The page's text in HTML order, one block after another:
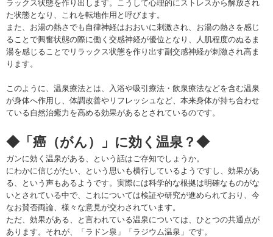
ラックス状態を作り出します。こうして心理的にストレスから解放され
た状態となり、これを転地作用と呼びます。
また、お湯の熱さでも自律神経はおおいに刺激され、お湯の熱さを感じ
ることで興奮状態の際に働く交感神経が優位となり、人肌程度のぬるま
湯を感じることでリラックス状態を作り出す副交感神経が刺激され高ま
ります。
このように、温泉療法とは、入浴や吸引療法・飲泉療法などを含む温泉
が身体へ作用し、体調改善やリフレッシュなど、本来身体が持ち合わせ
ている自然治癒力を高める効果があるとされているのです。
◆「癌（がん）」に効く温泉？◆
ガンに効く温泉がある、という話はご存知でしょうか。
にわかに信じがたい、という思いも横行しているようですし、効果があ
る、という声もあるようです。実際には科学的な根拠は明確なものがな
いとされている中で、これについては検証や研究が進められており、今
なお賛否両論、様々な意見が交わされています。
ただ、効果がある、と言われている温泉については、ひとつの共通点が
あります。それが、「ラドン泉」「ラジウム温泉」です。